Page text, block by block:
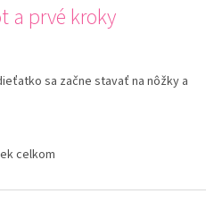
a prvé kroky
sa začne stavať na nôžky a
O
l
celkom